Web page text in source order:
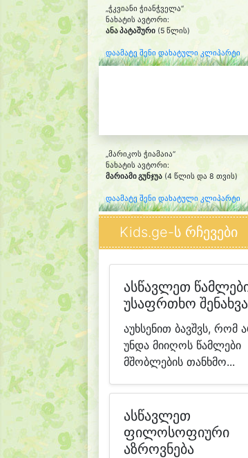
„ჭკვიანი ჭიანჭველა“
ნახატის ავტორი:
ანა პატაშური (5 წლის)
დაამატე შენი დახატული კლიპარტი
„მარიკოს ჭიამაია“
ნახატის ავტორი:
მარიამი გუნჯუა (4 წლის და 8 თვის)
დაამატე შენი დახატული კლიპარტი
Kids.ge-ს რჩევები
ასწავლეთ
უსაფრთხო შენახვა
აუხსენით ბავშვს, რომ
უნდა მიიღოს წამლები
მშობლების თანხმო...
ასწავლეთ
ფილოსოფიური
აზროვნება